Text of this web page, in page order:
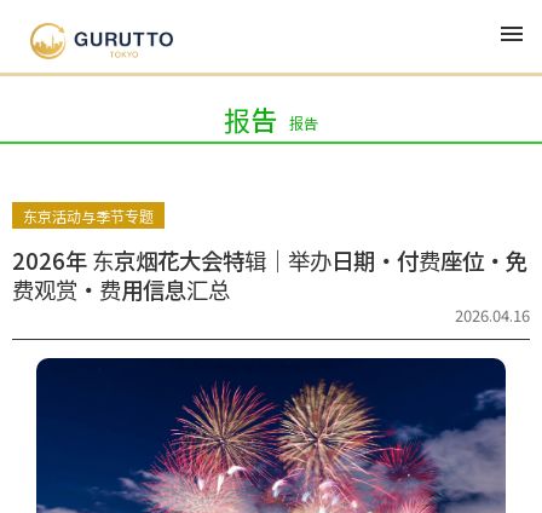
最新
报告 报告
东京活动与季节专题
2026年 东京烟花大会特辑｜举办日期・付费座位・免
费观赏・费用信息汇总
2026.04.16